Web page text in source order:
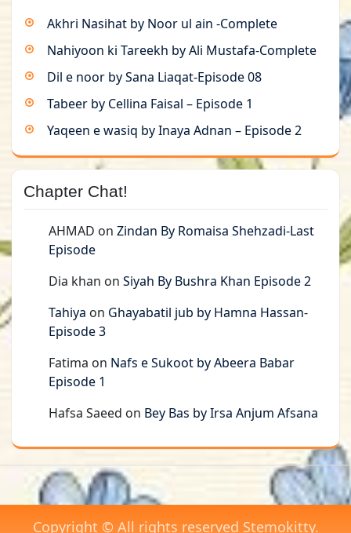
Akhri Nasihat by Noor ul ain -Complete
Nahiyoon ki Tareekh by Ali Mustafa-Complete
Dil e noor by Sana Liaqat-Episode 08
Tabeer by Cellina Faisal – Episode 1
Yaqeen e wasiq by Inaya Adnan – Episode 2
Chapter Chat!
AHMAD on Zindan By Romaisa Shehzadi-Last
Episode
Dia khan on Siyah By Bushra Khan Episode 2
Tahiya on Ghayabatil jub by Hamna Hassan-
Episode 3
Fatima on Nafs e Sukoot by Abeera Babar
Episode 1
Hafsa Saeed on Bey Bas by Irsa Anjum Afsana
Copyright © All rights reserved Stemokitty.